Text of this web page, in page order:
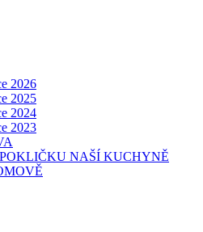
2026
2025
2024
2023
NAŠÍ KUCHYNĚ